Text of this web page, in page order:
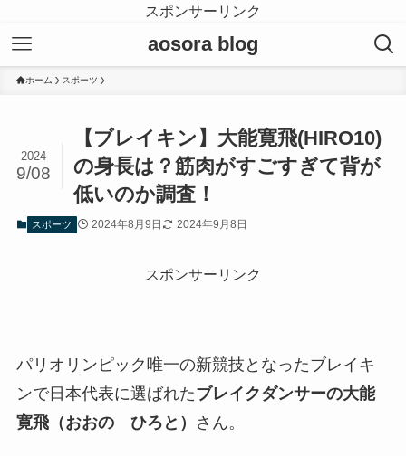
スポンサーリンク
aosora blog
ホーム スポーツ
【ブレイキン】大能寛飛(HIRO10)
の身長は？筋肉がすごすぎて背が
低いのか調査！
2024
9/08
スポーツ 2024年8月9日 2024年9月8日
スポンサーリンク
パリオリンピック唯一の新競技となったブレイキ
ンで日本代表に選ばれたブレイクダンサーの大能
寛飛（おおの ひろと）
さん。